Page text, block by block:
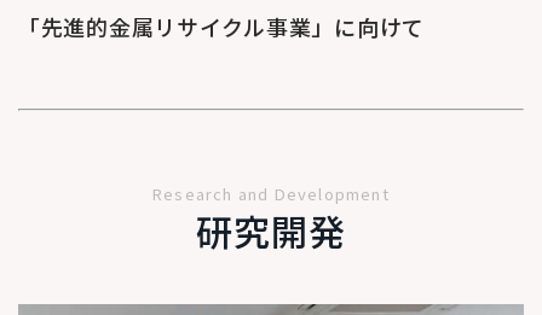
「先進的金属リサイクル事業」に向けて
Research and Development
研究開発